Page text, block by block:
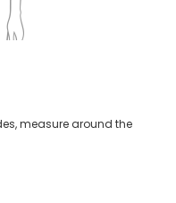
measure around the